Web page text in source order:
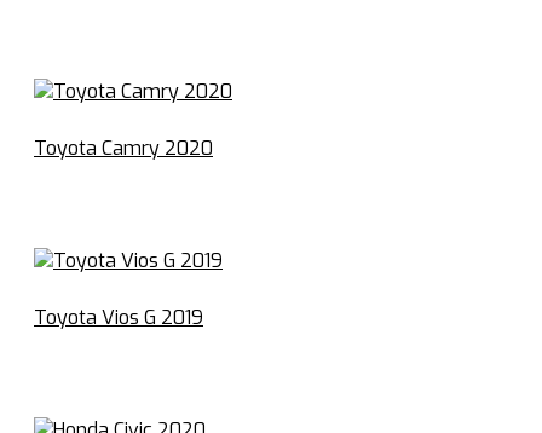
Toyota Camry 2020
Toyota Vios G 2019